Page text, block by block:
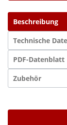
Beschreibung
Technische
PDF-Datenblatt
Zubehör